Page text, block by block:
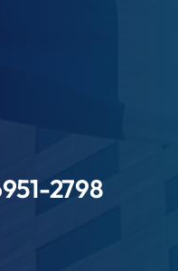
2798